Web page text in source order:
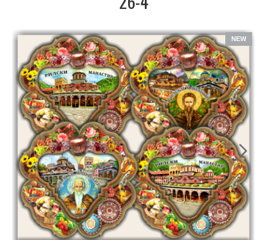
NEW